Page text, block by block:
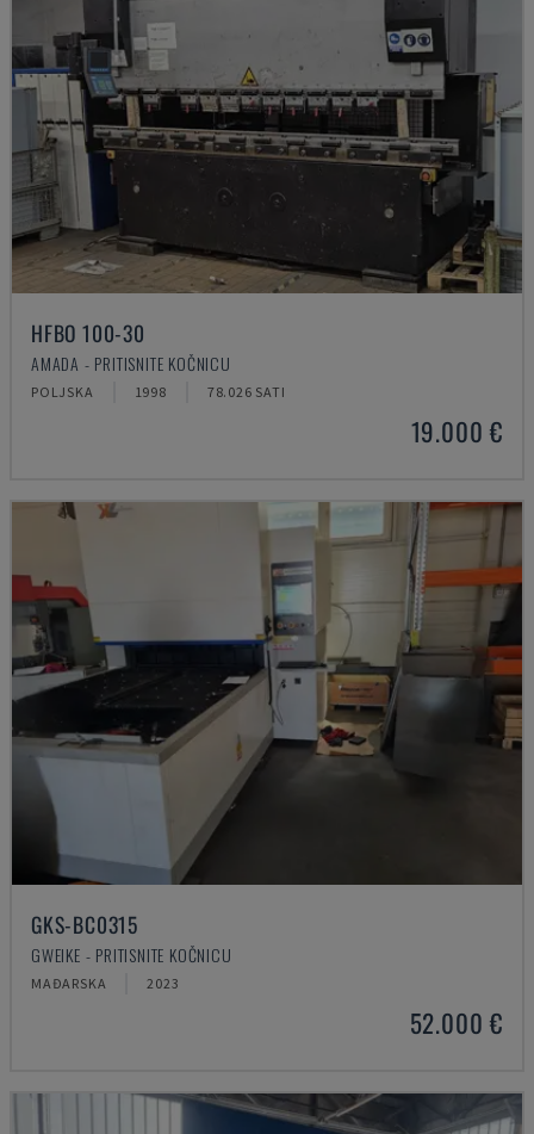
HFBO 100-30
AMADA - PRITISNITE KOČNICU
POLJSKA 1998 78.026 SATI
19.000 €
GKS-BC0315
GWEIKE - PRITISNITE KOČNICU
MAĐARSKA 2023
52.000 €